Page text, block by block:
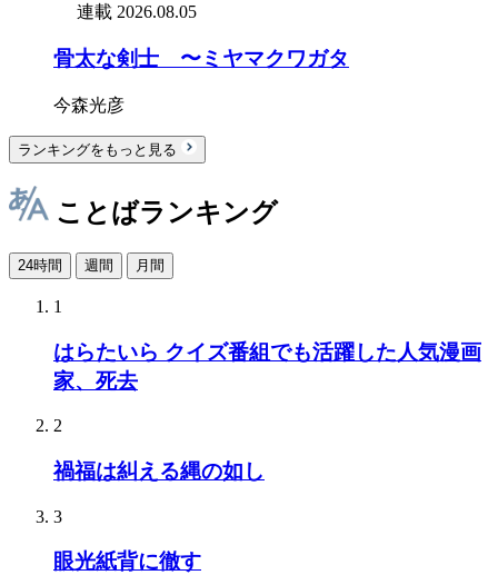
連載 2026.08.05
骨太な剣士 〜ミヤマクワガタ
今森光彦
ランキングをもっと見る
ことばランキング
24時間 週間 月間
1
はらたいら クイズ番組でも活躍した人気漫画
家、死去
2
禍福は糾える縄の如し
3
眼光紙背に徹す